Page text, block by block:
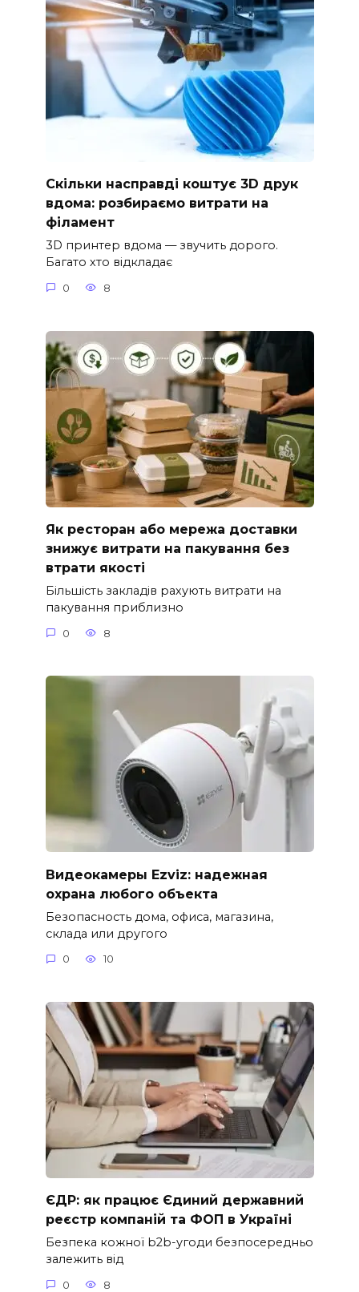
Скільки насправді коштує 3D друк
вдома: розбираємо витрати на
філамент
3D принтер вдома — звучить дорого.
Багато хто відкладає
0 8
Як ресторан або мережа доставки
знижує витрати на пакування без
втрати якості
Більшість закладів рахують витрати на
пакування приблизно
0 8
Видеокамеры Ezviz: надежная
охрана любого объекта
Безопасность дома, офиса, магазина,
склада или другого
0 10
ЄДР: як працює Єдиний державний
реєстр компаній та ФОП в Україні
Безпека кожної b2b-угоди безпосередньо
залежить від
0 8